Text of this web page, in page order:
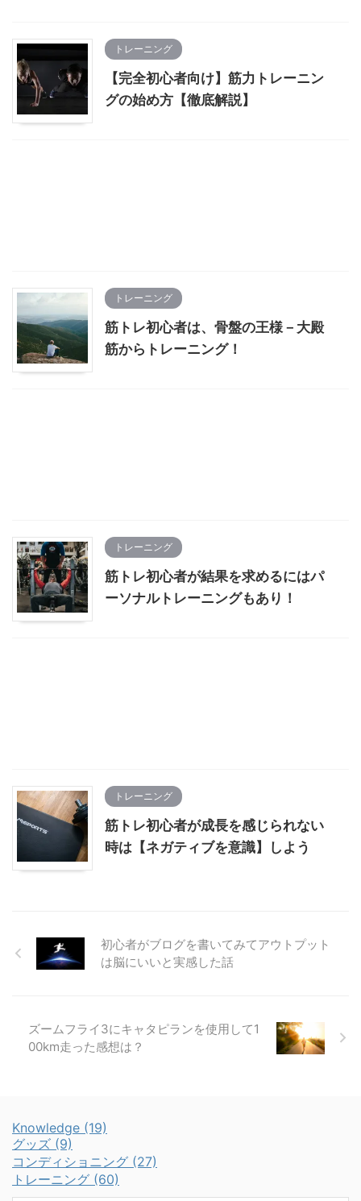
トレーニング
【完全初心者向け】筋力トレーニン
グの始め方【徹底解説】
トレーニング
筋トレ初心者は、骨盤の王様－大殿
筋からトレーニング！
トレーニング
筋トレ初心者が結果を求めるにはパ
ーソナルトレーニングもあり！
トレーニング
筋トレ初心者が成長を感じられない
時は【ネガティブを意識】しよう
初心者がブログを書いてみてアウトプット
は脳にいいと実感した話
ズームフライ3にキャタピランを使用して1
00km走った感想は？
Knowledge (19)
グッズ (9)
コンディショニング (27)
トレーニング (60)